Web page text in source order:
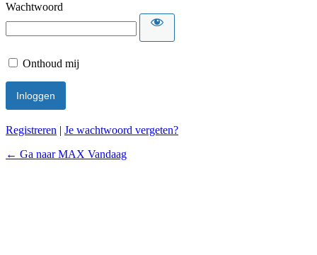
Wachtwoord
Onthoud mij
Registreren | Je wachtwoord vergeten?
← Ga naar MAX Vandaag